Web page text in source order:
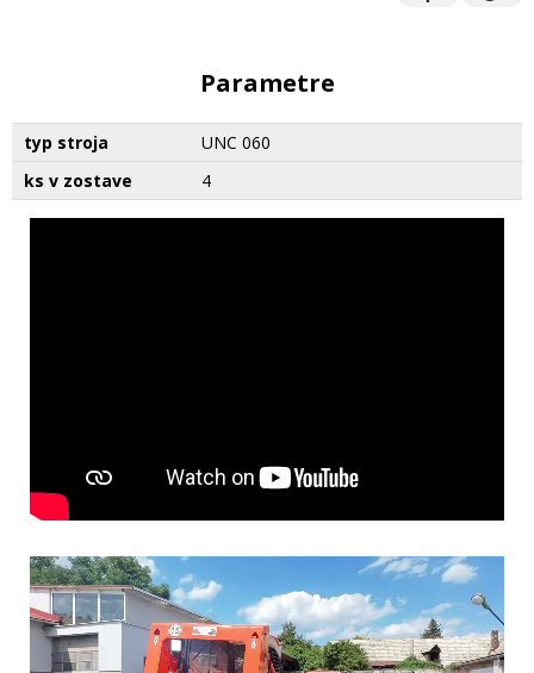
Parametre
typ stroja
UNC 060
ks v zostave
4